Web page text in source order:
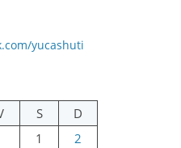
yucashuti
S
D
1
2